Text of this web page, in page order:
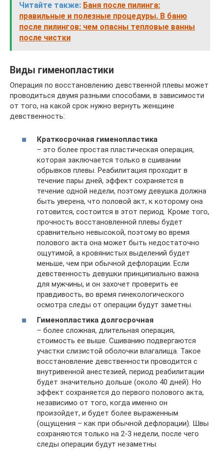
Читайте также: Баня после пилинга:
правильные и полезные процедуры. В баню
после пилингов: чем опасны тепловые ванны
после чистки
Виды гименопластики
Операция по восстановлению девственной плевы может
проводиться двумя разными способами, в зависимости
от того, на какой срок нужно вернуть женщине
девственность:
Краткосрочная гименопластика
– это более простая пластическая операция,
которая заключается только в сшивании
обрывков плевы. Реабилитация проходит в
течение пары дней, эффект сохраняется в
течение одной недели, поэтому девушка должна
быть уверена, что половой акт, к которому она
готовится, состоится в этот период. Кроме того,
прочность восстановленной плевы будет
сравнительно невысокой, поэтому во время
полового акта она может быть недостаточно
ощутимой, а кровянистых выделений будет
меньше, чем при обычной дефлорации. Если
девственность девушки принципиально важна
для мужчины, и он захочет проверить ее
правдивость, во время гинекологического
осмотра следы от операции будут заметны.
Гименопластика долгосрочная
– более сложная, длительная операция,
стоимость ее выше. Сшиванию подвергаются
участки слизистой оболочки влагалища. Такое
восстановление девственности проводится с
внутривенной анестезией, период реабилитации
будет значительно дольше (около 40 дней). Но
эффект сохраняется до первого полового акта,
независимо от того, когда именно он
произойдет, и будет более выраженным
(ощущения – как при обычной дефлорации). Швы
сохраняются только на 2-3 недели, после чего
следы операции будут незаметны.